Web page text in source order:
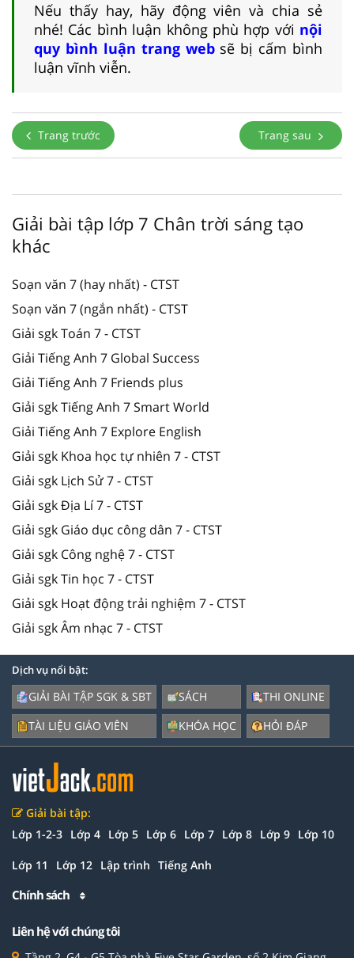
Nếu thấy hay, hãy động viên và chia sẻ
nhé! Các bình luận không phù hợp với nội
quy bình luận trang websẽ bị cấm bình
luận vĩnh viễn.
Trang trước Trang sau
Giải bài tập lớp 7 Chân trời sáng tạo
khác
Soạn văn 7 (hay nhất) - CTST
Soạn văn 7 (ngắn nhất) - CTST
Giải sgk Toán 7 - CTST
Giải Tiếng Anh 7 Global Success
Giải Tiếng Anh 7 Friends plus
Giải sgk Tiếng Anh 7 Smart World
Giải Tiếng Anh 7 Explore English
Giải sgk Khoa học tự nhiên 7 - CTST
Giải sgk Lịch Sử 7 - CTST
Giải sgk Địa Lí 7 - CTST
Giải sgk Giáo dục công dân 7 - CTST
Giải sgk Công nghệ 7 - CTST
Giải sgk Tin học 7 - CTST
Giải sgk Hoạt động trải nghiệm 7 - CTST
Giải sgk Âm nhạc 7 - CTST
Dịch vụ nổi bật:
GIẢI BÀI TẬP SGK & SBT
TÀI LIỆU GIÁO VIÊN
SÁCH
KHÓA HỌC
THI ONLINE
HỎI ĐÁP
Giải bài tập:
Lớp 1-2-3 Lớp 4 Lớp 5 Lớp 6 Lớp 7 Lớp 8 Lớp 9 Lớp 10
Lớp 11 Lớp 12 Lập trình Tiếng Anh
Chính sách
Liên hệ với chúng tôi